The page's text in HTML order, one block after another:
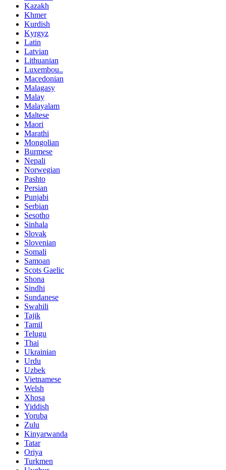
Kazakh
Khmer
Kurdish
Kyrgyz
Latin
Latvian
Lithuanian
Luxembou..
Macedonian
Malagasy
Malay
Malayalam
Maltese
Maori
Marathi
Mongolian
Burmese
Nepali
Norwegian
Pashto
Persian
Punjabi
Serbian
Sesotho
Sinhala
Slovak
Slovenian
Somali
Samoan
Scots Gaelic
Shona
Sindhi
Sundanese
Swahili
Tajik
Tamil
Telugu
Thai
Ukrainian
Urdu
Uzbek
Vietnamese
Welsh
Xhosa
Yiddish
Yoruba
Zulu
Kinyarwanda
Tatar
Oriya
Turkmen